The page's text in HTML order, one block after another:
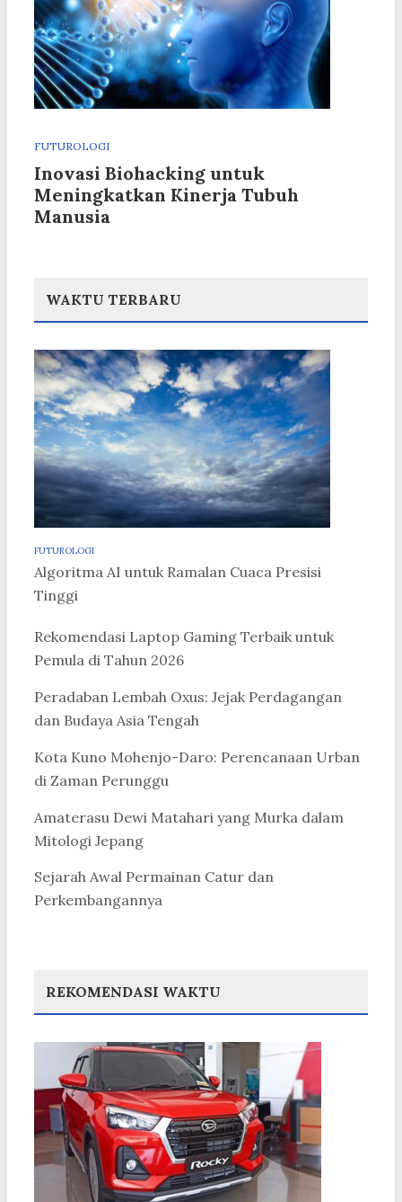
FUTUROLOGI
Inovasi Biohacking untuk
Meningkatkan Kinerja Tubuh
Manusia
WAKTU TERBARU
FUTUROLOGI
Algoritma AI untuk Ramalan Cuaca Presisi
Tinggi
Rekomendasi Laptop Gaming Terbaik untuk
Pemula di Tahun 2026
Peradaban Lembah Oxus: Jejak Perdagangan
dan Budaya Asia Tengah
Kota Kuno Mohenjo-Daro: Perencanaan Urban
di Zaman Perunggu
Amaterasu Dewi Matahari yang Murka dalam
Mitologi Jepang
Sejarah Awal Permainan Catur dan
Perkembangannya
REKOMENDASI WAKTU